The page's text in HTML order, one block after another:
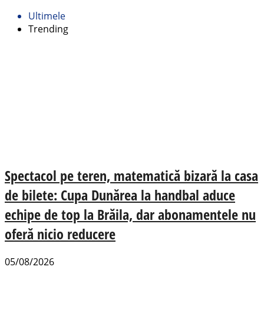
Ultimele
Trending
Spectacol pe teren, matematică bizară la casa
de bilete: Cupa Dunărea la handbal aduce
echipe de top la Brăila, dar abonamentele nu
oferă nicio reducere
05/08/2026